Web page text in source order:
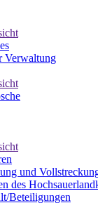
Verwaltung
und
des
Beteiligungen